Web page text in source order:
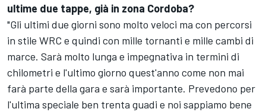
ultime due tappe, già in zona Cordoba?
"Gli ultimi due giorni sono molto veloci ma con percorsi
in stile WRC e quindi con mille tornanti e mille cambi di
marce. Sarà molto lunga e impegnativa in termini di
chilometri e l'ultimo giorno quest'anno come non mai
farà parte della gara e sarà importante. Prevedono per
l'ultima speciale ben trenta guadi e noi sappiamo bene